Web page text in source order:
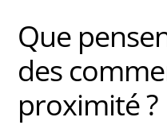
Que
des
proximité ?